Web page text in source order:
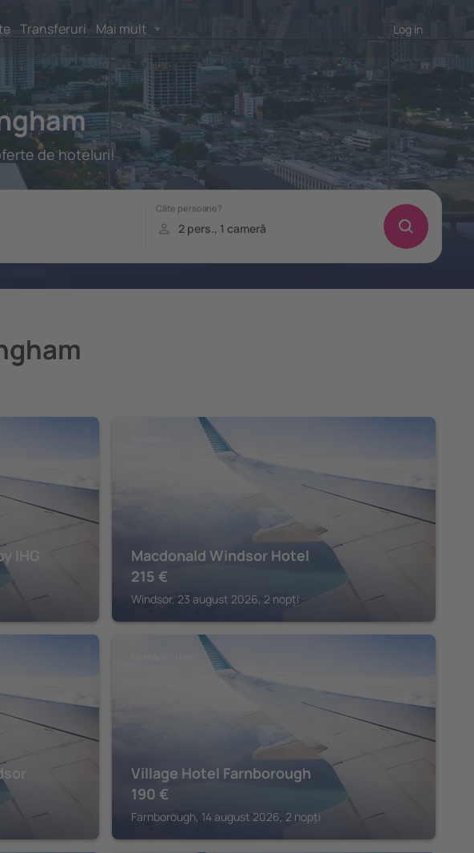
Transferuri Mai mult Log in
de hoteluri!
IHG
Macdonald Windsor Hotel
215 €
Windsor, 23 august 2026, 2 nopți
Village Hotel Farnborough
190 €
Farnborough, 14 august 2026, 2 nopți